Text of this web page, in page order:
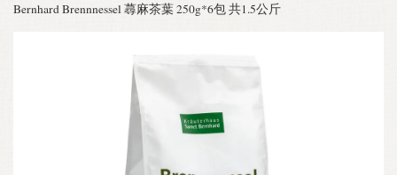
Bernhard Brennnessel 蕁麻茶葉 250g*6包 共1.5公斤